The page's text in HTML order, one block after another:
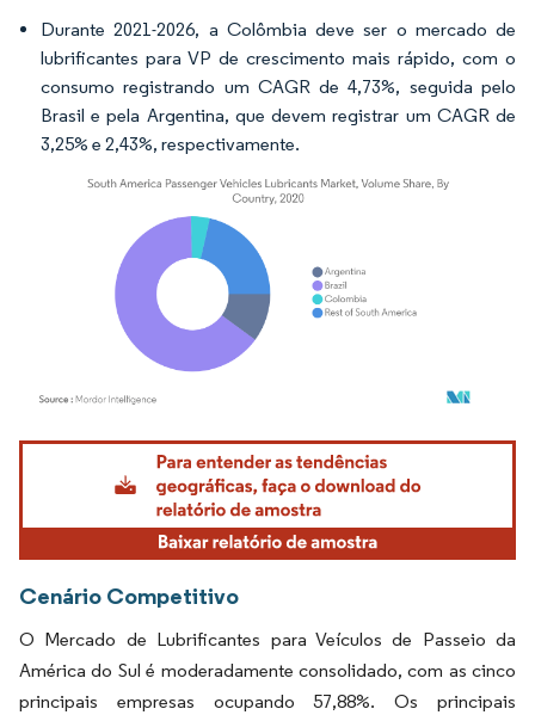
Durante 2021-2026, a Colômbia deve ser o mercado de
lubrificantes para VP de crescimento mais rápido, com o
consumo registrando um CAGR de 4,73%, seguida pelo
Brasil e pela Argentina, que devem registrar um CAGR de
3,25% e 2,43%, respectivamente.
Imagem © Mordor Intelligence. O reuso requer atribuição conforme CC BY 4.0.
Cenário Competitivo
O Mercado de Lubrificantes para Veículos de Passeio da
América do Sul é moderadamente consolidado, com as cinco
principais empresas ocupando 57,88%. Os principais